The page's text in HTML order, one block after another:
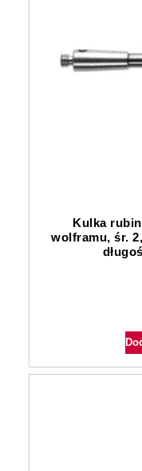
Kulka
wolframu, śr.